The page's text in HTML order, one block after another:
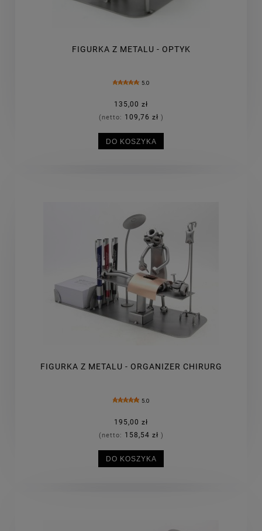
FIGURKA Z METALU - OPTYK
5.0
135,00 zł
(netto: 109,76 zł )
DO KOSZYKA
FIGURKA Z METALU - ORGANIZER CHIRURG
5.0
195,00 zł
(netto: 158,54 zł )
DO KOSZYKA